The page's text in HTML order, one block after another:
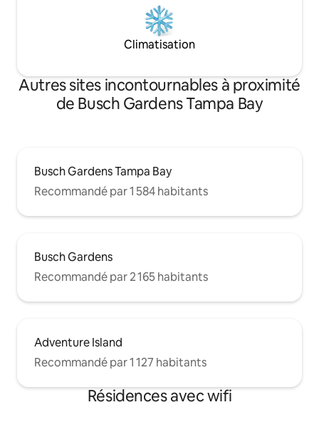
Climatisation
Autres sites incontournables à proximité
de Busch Gardens Tampa Bay
Busch Gardens Tampa Bay
Recommandé par 1 584 habitants
Busch Gardens
Recommandé par 2 165 habitants
Adventure Island
Recommandé par 1 127 habitants
Résidences avec wifi